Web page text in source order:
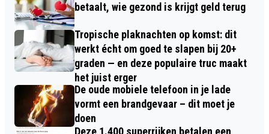
betaalt, wie gezond is krijgt geld terug
Tropische plaknachten op komst: dit
werkt écht om goed te slapen bij 20+
graden — en deze populaire truc maakt
het juist erger
De oude mobiele telefoon in je lade
vormt een brandgevaar – dit moet je
doen
Deze 1.400 superrijken betalen een